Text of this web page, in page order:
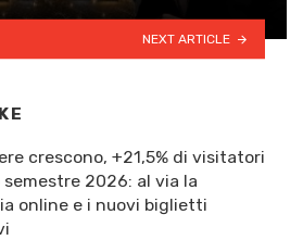
NEXT ARTICLE
crescono, +21,5% di visitatori
semestre 2026: al via la
online e i nuovi biglietti